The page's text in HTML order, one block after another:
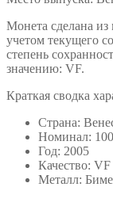
Монета сделана
учетом текущего
степень
значению: VF.
Краткая сводка
Страна:
Номинал:
Год: 2005
Качество: VF
Металл: